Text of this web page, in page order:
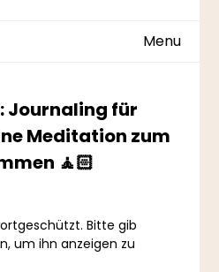
Menu
Journaling für
Meditation zum
🧘🏻
Bitte gib
um ihn anzeigen zu